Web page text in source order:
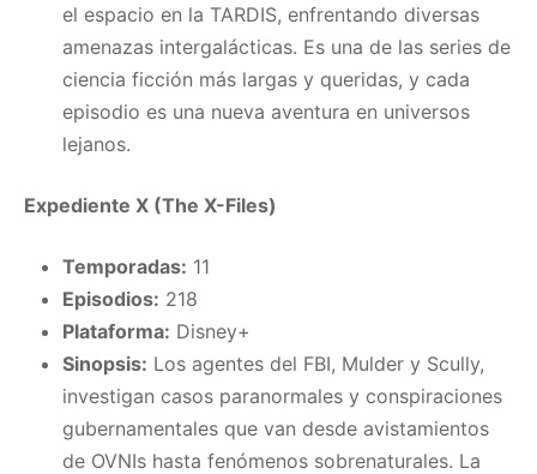
el espacio en la TARDIS, enfrentando diversas
amenazas intergalácticas. Es una de las series de
ciencia ficción más largas y queridas, y cada
episodio es una nueva aventura en universos
lejanos.
Expediente X (The X-Files)
Temporadas: 11
Episodios: 218
Plataforma: Disney+
Sinopsis: Los agentes del FBI, Mulder y Scully,
investigan casos paranormales y conspiraciones
gubernamentales que van desde avistamientos
de OVNIs hasta fenómenos sobrenaturales. La